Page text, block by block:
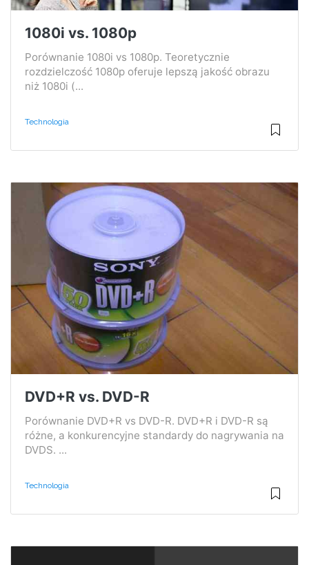
1080i vs. 1080p
Porównanie 1080i vs 1080p. Teoretycznie
rozdzielczość 1080p oferuje lepszą jakość obrazu
niż 1080i (...
Technologia
DVD+R vs. DVD-R
Porównanie DVD+R vs DVD-R. DVD+R i DVD-R są
różne, a konkurencyjne standardy do nagrywania na
DVDS. ...
Technologia